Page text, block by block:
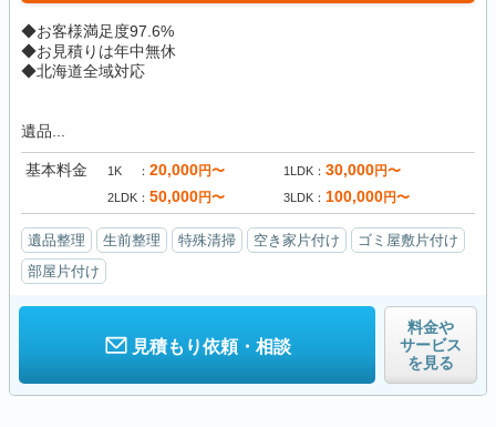
◆お客様満足度97.6%
◆お見積りは年中無休
◆北海道全域対応
遺品...
基本料金 1K 20,000円〜 1LDK 30,000円〜
2LDK 50,000円〜 3LDK 100,000円〜
遺品整理 生前整理 特殊清掃 空き家片付け
ゴミ屋敷片付け
部屋片付け
見積もり依頼・相談
料金や
サービス
を見る